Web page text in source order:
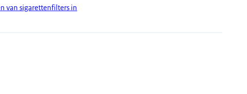
van sigarettenfilters in